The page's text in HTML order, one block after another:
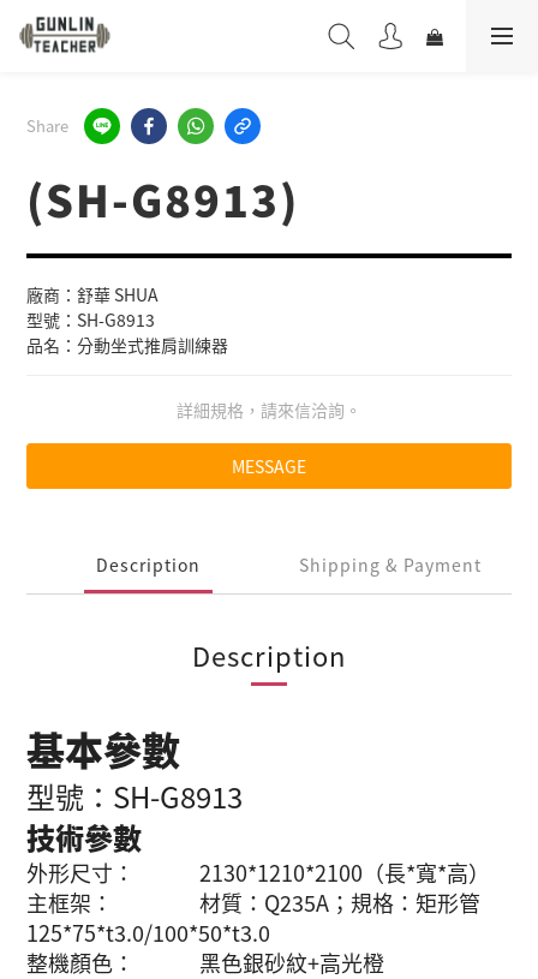
Share
(SH-G8913)
廠商：舒華 SHUA
型號：SH-G8913
品名：分動坐式推肩訓練器
詳細規格，請來信洽詢。
MESSAGE
Description Shipping & Payment
Description
基本參數
型號：SH-G8913
技術參數
外形尺寸： 2130*1210*2100（長*寬*高）
主框架： 材質：Q235A；規格：矩形管
125*75*t3.0/100*50*t3.0
整機顏色： 黑色銀砂紋+高光橙